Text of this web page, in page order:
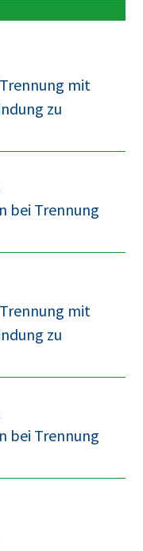
mit
zu
bei Trennung
mit
zu
bei Trennung